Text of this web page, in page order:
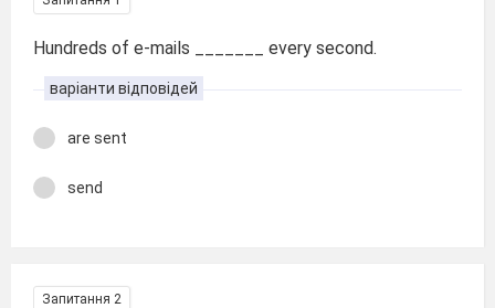
Hundreds of e-mails _______ every second.
варіанти відповідей
are sent
send
Запитання 2